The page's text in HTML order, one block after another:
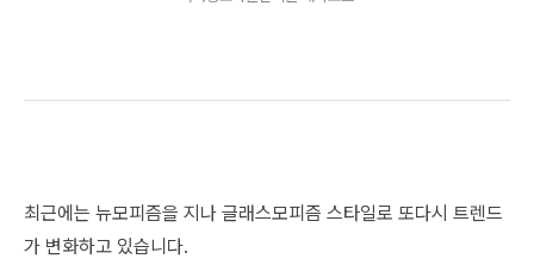
최근에는 뉴모피즘을 지나 글래스모피즘 스타일로 또다시 트렌드
가 변화하고 있습니다.